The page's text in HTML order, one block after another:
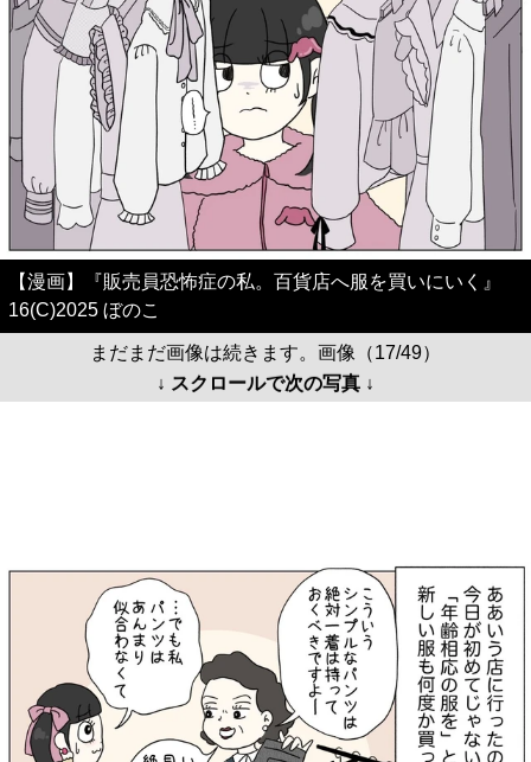
【漫画】『販売員恐怖症の私。百貨店へ服を買いにいく』
16(C)2025 ぼのこ
まだまだ画像は続きます。画像（17/49）
↓ スクロールで次の写真 ↓